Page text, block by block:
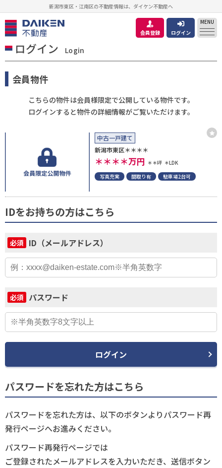
新潟市東区・江南区の不動産情報は、ダイケン不動産へ
会員登録 ログイン
MENU
ログイン Login
会員物件
こちらの物件は会員様限定で公開している物件です。
ログインすると物件の詳細情報がご覧いただけます。
中古一戸建て
新潟市東区＊＊＊＊
＊＊＊＊万円 ＊＊坪 ＊LDK
写真充実
間取り有 駐車場2台可
IDをお持ちの方はこちら
必須 ID（メールアドレス）
必須 パスワード
ログイン
パスワードを忘れた方はこちら
パスワードを忘れた方は、以下のボタンよりパスワード再
発行ページへお進みください。
パスワード再発行ページでは
ご登録されたメールアドレスを入力いただき、送信ボタン